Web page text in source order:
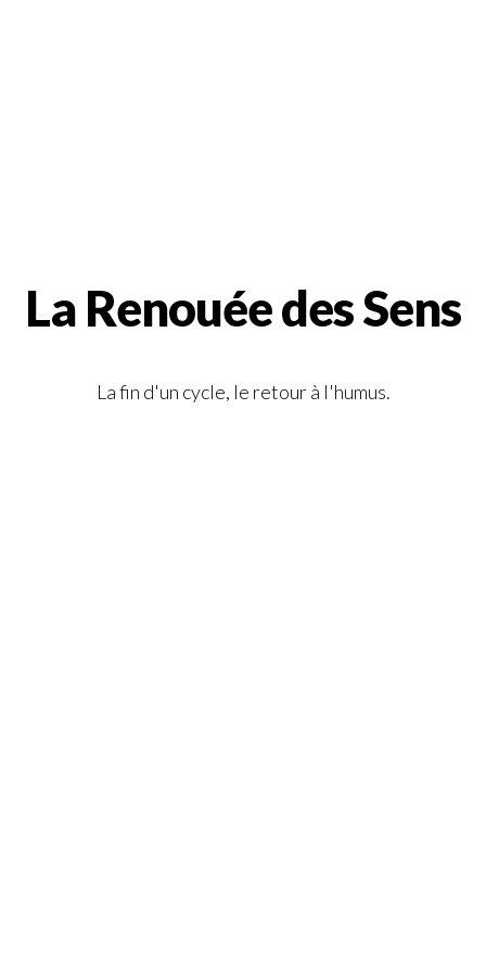
La Renouée des Sens
La fin d'un cycle, le retour à l'humus.